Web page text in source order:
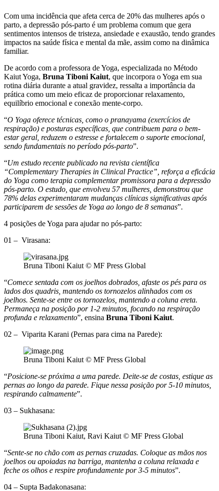
Com uma incidência que afeta cerca de 20% das mulheres após o
parto, a depressão pós-parto é um problema comum que gera
sentimentos intensos de tristeza, ansiedade e exaustão, tendo grandes
impactos na saúde física e mental da mãe, assim como na dinâmica
familiar.
De acordo com a professora de Yoga, especializada no Método
Kaiut Yoga, Bruna Tiboni Kaiut, que incorpora o Yoga em sua
rotina diária durante a atual gravidez, ressalta a importância da
prática como um meio eficaz de proporcionar relaxamento,
equilíbrio emocional e conexão mente-corpo.
“O Yoga oferece técnicas, como o pranayama (exercícios de
respiração) e posturas específicas, que contribuem para o bem-
estar geral, reduzem o estresse e fortalecem o suporte emocional,
sendo fundamentais no período pós-parto”.
“Um estudo recente publicado na revista científica
“Complementary Therapies in Clinical Practice”, reforça a eficácia
do Yoga como terapia complementar promissora para a depressão
pós-parto. O estudo, que envolveu 57 mulheres, demonstrou que
78% delas experimentaram mudanças clínicas significativas após
participarem de sessões de Yoga ao longo de 8 semanas”.
4 posições de Yoga para ajudar no pós-parto:
01 – Virasana:
Bruna Tiboni Kaiut © MF Press Global
“Comece sentada com os joelhos dobrados, afaste os pés para os
lados dos quadris, mantendo os tornozelos alinhados com os
joelhos. Sente-se entre os tornozelos, mantendo a coluna ereta.
Permaneça na posição por 1-2 minutos, focando na respiração
profunda e relaxamento”, ensina Bruna Tiboni Kaiut.
02 – Viparita Karani (Pernas para cima na Parede):
Bruna Tiboni Kaiut © MF Press Global
“Posicione-se próxima a uma parede. Deite-se de costas, estique as
pernas ao longo da parede. Fique nessa posição por 5-10 minutos,
respirando calmamente”.
03 – Sukhasana:
Bruna Tiboni Kaiut, Ravi Kaiut © MF Press Global
“Sente-se no chão com as pernas cruzadas. Coloque as mãos nos
joelhos ou apoiadas na barriga, mantenha a coluna relaxada e
feche os olhos e respire profundamente por 3-5 minutos”.
04 – Supta Badakonasana: